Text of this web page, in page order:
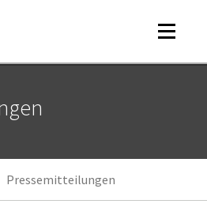
Toggle
Pressemitteilungen